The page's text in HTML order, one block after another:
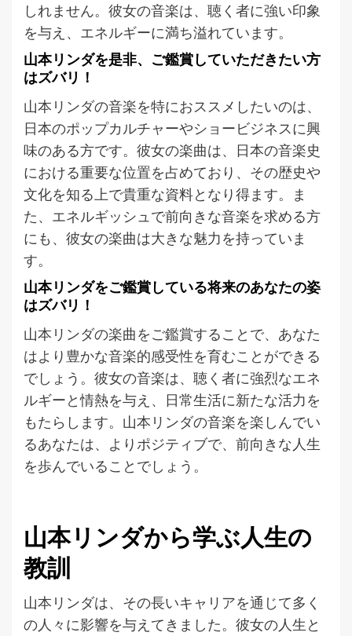
しれません。彼女の音楽は、聴く者に強い印象
を与え、エネルギーに満ち溢れています。
山本リンダを是非、ご鑑賞していただきたい方
はズバリ！
山本リンダの音楽を特におススメしたいのは、
日本のポップカルチャーやショービジネスに興
味のある方です。彼女の楽曲は、日本の音楽史
における重要な位置を占めており、その歴史や
文化を知る上で貴重な資料となり得ます。ま
た、エネルギッシュで前向きな音楽を求める方
にも、彼女の楽曲は大きな魅力を持っていま
す。
山本リンダをご鑑賞している将来のあなたの姿
はズバリ！
山本リンダの楽曲をご鑑賞することで、あなた
はより豊かな音楽的感受性を育むことができる
でしょう。彼女の音楽は、聴く者に強烈なエネ
ルギーと情熱を与え、日常生活に新たな活力を
もたらします。山本リンダの音楽を楽しんでい
るあなたは、よりポジティブで、前向きな人生
を歩んでいることでしょう。
山本リンダから学ぶ人生の
教訓
山本リンダは、その長いキャリアを通じて多く
の人々に影響を与えてきました。彼女の人生と